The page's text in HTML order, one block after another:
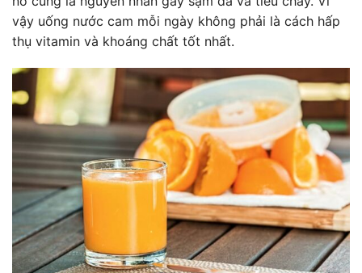
vậy uống nước cam mỗi ngày không phải là cách hấp
thụ vitamin và khoáng chất tốt nhất.